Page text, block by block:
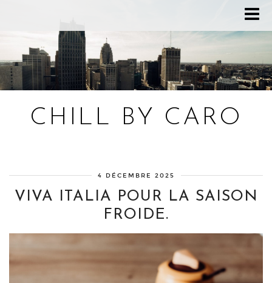
CHILL BY CARO
4 DÉCEMBRE 2025
VIVA ITALIA POUR LA SAISON
FROIDE.